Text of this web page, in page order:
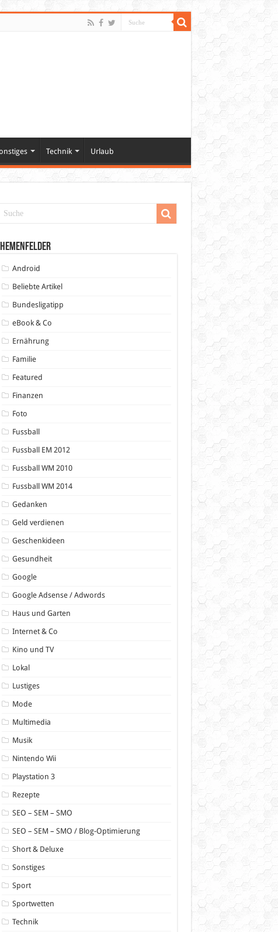
Technik Urlaub
Android
Beliebte Artikel
Bundesligatipp
eBook & Co
Ernährung
Familie
Featured
Finanzen
Foto
Fussball
Fussball EM 2012
Fussball WM 2010
Fussball WM 2014
Gedanken
Geld verdienen
Geschenkideen
Gesundheit
Google
Google Adsense / Adwords
Haus und Garten
Internet & Co
Kino und TV
Lokal
Lustiges
Mode
Multimedia
Musik
Nintendo Wii
Playstation 3
Rezepte
SEO – SEM – SMO
SEO – SEM – SMO / Blog-Optimierung
Short & Deluxe
Sonstiges
Sport
Sportwetten
Technik